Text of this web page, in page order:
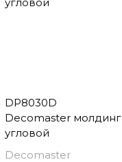
DP8030D
Decomaster молдинг
угловой
Decomaster